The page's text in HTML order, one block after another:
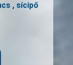
, sícipő